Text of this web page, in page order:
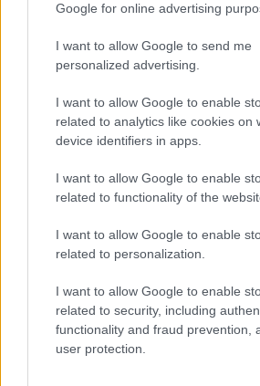
Google for online advertising
I want to allow Google to send me
personalized advertising.
I want to allow Google to enable
related to analytics like cookies on
device identifiers in apps.
I want to allow Google to enable
related to functionality of the
I want to allow Google to enable
related to personalization.
I want to allow Google to enable
related to security, including
functionality and fraud prevention,
user protection.